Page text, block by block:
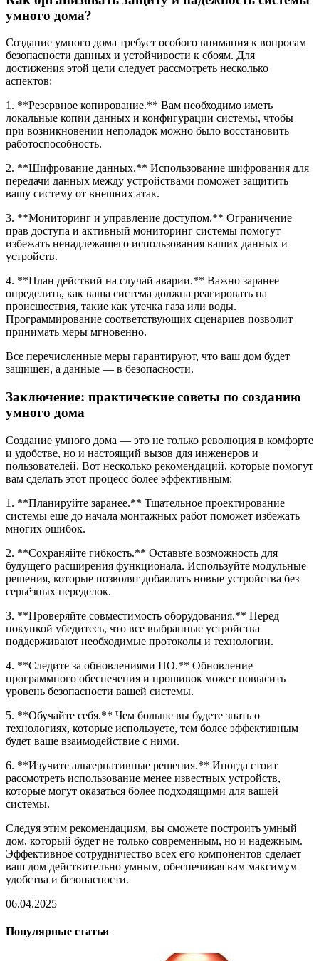
умного дома?
Создание умного дома требует особого внимания к вопросам
безопасности данных и устойчивости к сбоям. Для
достижения этой цели следует рассмотреть несколько
аспектов:
1. **Резервное копирование.** Вам необходимо иметь
локальные копии данных и конфигурации системы, чтобы
при возникновении неполадок можно было восстановить
работоспособность.
2. **Шифрование данных.** Использование шифрования для
передачи данных между устройствами поможет защитить
вашу систему от внешних атак.
3. **Мониторинг и управление доступом.** Ограничение
прав доступа и активный мониторинг системы помогут
избежать ненадлежащего использования ваших данных и
устройств.
4. **План действий на случай аварии.** Важно заранее
определить, как ваша система должна реагировать на
происшествия, такие как утечка газа или воды.
Программирование соответствующих сценариев позволит
принимать меры мгновенно.
Все перечисленные меры гарантируют, что ваш дом будет
защищен, а данные — в безопасности.
Заключение: практические советы по созданию
умного дома
Создание умного дома — это не только революция в комфорте
и удобстве, но и настоящий вызов для инженеров и
пользователей. Вот несколько рекомендаций, которые помогут
вам сделать этот процесс более эффективным:
1. **Планируйте заранее.** Тщательное проектирование
системы еще до начала монтажных работ поможет избежать
многих ошибок.
2. **Сохраняйте гибкость.** Оставьте возможность для
будущего расширения функционала. Используйте модульные
решения, которые позволят добавлять новые устройства без
серьёзных переделок.
3. **Проверяйте совместимость оборудования.** Перед
покупкой убедитесь, что все выбранные устройства
поддерживают необходимые протоколы и технологии.
4. **Следите за обновлениями ПО.** Обновление
программного обеспечения и прошивок может повысить
уровень безопасности вашей системы.
5. **Обучайте себя.** Чем больше вы будете знать о
технологиях, которые используете, тем более эффективным
будет ваше взаимодействие с ними.
6. **Изучите альтернативные решения.** Иногда стоит
рассмотреть использование менее известных устройств,
которые могут оказаться более подходящими для вашей
системы.
Следуя этим рекомендациям, вы сможете построить умный
дом, который будет не только современным, но и надежным.
Эффективное сотрудничество всех его компонентов сделает
ваш дом действительно умным, обеспечивая вам максимум
удобства и безопасности.
06.04.2025
Популярные статьи